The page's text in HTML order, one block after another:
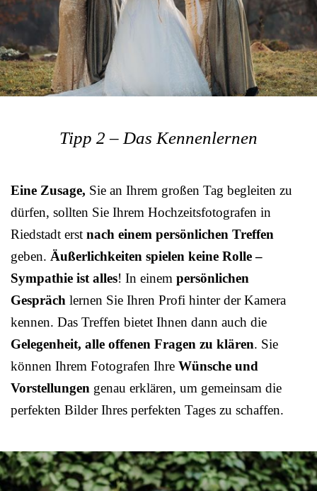
Tipp 2 – Das Kennenlernen
Eine Zusage, Sie an Ihrem großen Tag begleiten zu
dürfen, sollten Sie Ihrem Hochzeitsfotografen in
Riedstadt erst nach einem persönlichen Treffen
geben. Äußerlichkeiten spielen keine Rolle –
Sympathie ist alles! In einem persönlichen
Gespräch lernen Sie Ihren Profi hinter der Kamera
kennen. Das Treffen bietet Ihnen dann auch die
Gelegenheit, alle offenen Fragen zu klären. Sie
können Ihrem Fotografen Ihre Wünsche und
Vorstellungen genau erklären, um gemeinsam die
perfekten Bilder Ihres perfekten Tages zu schaffen.